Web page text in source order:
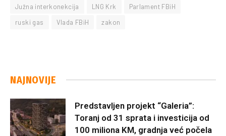
Južna interkonekcija
LNG Krk
Parlament FBiH
ruski gas
Vlada FBiH zakon
NAJNOVIJE
Predstavljen projekt “Galeria”:
Toranj od 31 sprata i investicija od
100 miliona KM, gradnja već počela